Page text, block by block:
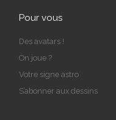
Pour vous
Des avatars !
On joue ?
Votre signe astro
S’abonner aux dessins